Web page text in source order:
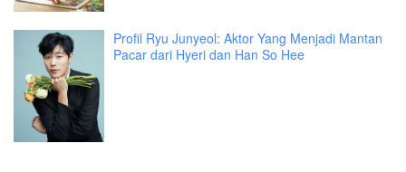
Profil Ryu Junyeol: Aktor Yang Menjadi Mantan
Pacar dari Hyeri dan Han So Hee